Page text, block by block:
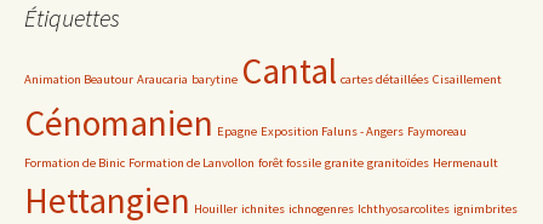
Étiquettes
Animation Beautour Araucaria barytine Cantal cartes détaillées Cisaillement
Cénomanien Epagne Exposition Faluns - Angers Faymoreau
Formation de Binic Formation de Lanvollon forêt fossile granite granitoïdes Hermenault
Hettangien Houiller ichnites ichnogenres Ichthyosarcolites ignimbrites